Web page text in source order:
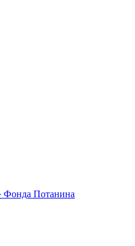
Фонда Потанина